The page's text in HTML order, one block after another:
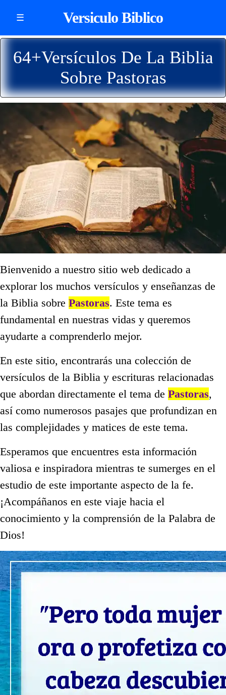
☰ Versiculo Biblico
64+Versículos De La Biblia
Sobre Pastoras
Bienvenido a nuestro sitio web dedicado a
explorar los muchos versículos y enseñanzas de
la Biblia sobre Pastoras. Este tema es
fundamental en nuestras vidas y queremos
ayudarte a comprenderlo mejor.
En este sitio, encontrarás una colección de
versículos de la Biblia y escrituras relacionadas
que abordan directamente el tema de Pastoras,
así como numerosos pasajes que profundizan en
las complejidades y matices de este tema.
Esperamos que encuentres esta información
valiosa e inspiradora mientras te sumerges en el
estudio de este importante aspecto de la fe.
¡Acompáñanos en este viaje hacia el
conocimiento y la comprensión de la Palabra de
Dios!